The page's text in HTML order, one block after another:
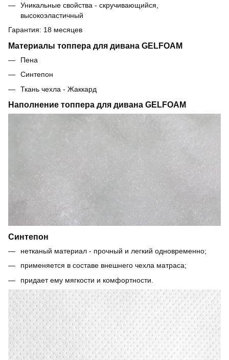
Уникальные свойства - скручивающийся,
высокоэластичный
Гарантия: 18 месяцев
Материалы топпера для дивана GELFOAM
Пена
Синтепон
Ткань чехла - Жаккард
Наполнение топпера для дивана GELFOAM
Синтепон
нетканый материал - прочный и легкий одновременно;
применяется в составе внешнего чехла матраса;
придает ему мягкости и комфортности.